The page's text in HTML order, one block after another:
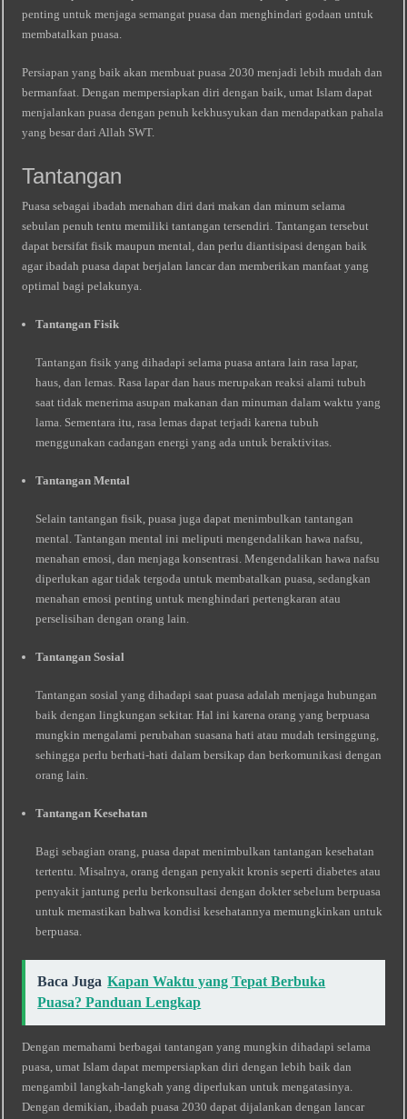
penting untuk menjaga semangat puasa dan menghindari godaan untuk
membatalkan puasa.
Persiapan yang baik akan membuat puasa 2030 menjadi lebih mudah dan
bermanfaat. Dengan mempersiapkan diri dengan baik, umat Islam dapat
menjalankan puasa dengan penuh kekhusyukan dan mendapatkan pahala
yang besar dari Allah SWT.
Tantangan
Puasa sebagai ibadah menahan diri dari makan dan minum selama
sebulan penuh tentu memiliki tantangan tersendiri. Tantangan tersebut
dapat bersifat fisik maupun mental, dan perlu diantisipasi dengan baik
agar ibadah puasa dapat berjalan lancar dan memberikan manfaat yang
optimal bagi pelakunya.
Tantangan Fisik
Tantangan fisik yang dihadapi selama puasa antara lain rasa lapar,
haus, dan lemas. Rasa lapar dan haus merupakan reaksi alami tubuh
saat tidak menerima asupan makanan dan minuman dalam waktu yang
lama. Sementara itu, rasa lemas dapat terjadi karena tubuh
menggunakan cadangan energi yang ada untuk beraktivitas.
Tantangan Mental
Selain tantangan fisik, puasa juga dapat menimbulkan tantangan
mental. Tantangan mental ini meliputi mengendalikan hawa nafsu,
menahan emosi, dan menjaga konsentrasi. Mengendalikan hawa nafsu
diperlukan agar tidak tergoda untuk membatalkan puasa, sedangkan
menahan emosi penting untuk menghindari pertengkaran atau
perselisihan dengan orang lain.
Tantangan Sosial
Tantangan sosial yang dihadapi saat puasa adalah menjaga hubungan
baik dengan lingkungan sekitar. Hal ini karena orang yang berpuasa
mungkin mengalami perubahan suasana hati atau mudah tersinggung,
sehingga perlu berhati-hati dalam bersikap dan berkomunikasi dengan
orang lain.
Tantangan Kesehatan
Bagi sebagian orang, puasa dapat menimbulkan tantangan kesehatan
tertentu. Misalnya, orang dengan penyakit kronis seperti diabetes atau
penyakit jantung perlu berkonsultasi dengan dokter sebelum berpuasa
untuk memastikan bahwa kondisi kesehatannya memungkinkan untuk
berpuasa.
Baca Juga Kapan Waktu yang Tepat Berbuka
Puasa? Panduan Lengkap
Dengan memahami berbagai tantangan yang mungkin dihadapi selama
puasa, umat Islam dapat mempersiapkan diri dengan lebih baik dan
mengambil langkah-langkah yang diperlukan untuk mengatasinya.
Dengan demikian, ibadah puasa 2030 dapat dijalankan dengan lancar